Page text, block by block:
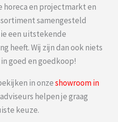
horeca en projectmarkt en
samengesteld
een uitstekende
heeft. Wij zijn dan ook niets
goed en goedkoop!
in onzeshowroom in
adviseurs helpen je graag
keuze.